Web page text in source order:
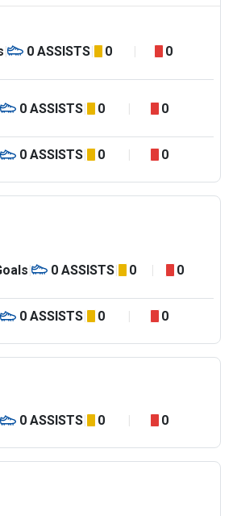
0 ASSISTS 0 0
0 ASSISTS 0 0
0 ASSISTS 0 0
0 ASSISTS 0 0
0 ASSISTS 0 0
0 ASSISTS 0 0